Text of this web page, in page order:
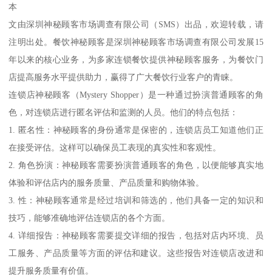
本
文由深圳神秘顾客市场调查有限公司（SMS）出品，欢迎转载，请
注明出处。餐饮神秘顾客是深圳神秘顾客市场调查有限公司发展15
年以来的核心业务，为多家连锁餐饮提供神秘顾客服务，为餐饮门
店提高服务水平提供助力，赢得了广大餐饮行业客户的青睐。
连锁店神秘顾客（Mystery Shopper）是一种通过扮演普通顾客的角
色，对连锁店进行匿名评估和监测的人员。他们的特点包括：
1. 匿名性：神秘顾客的身份通常是保密的，连锁店员工知道他们正
在接受评估。这样可以确保员工表现的真实性和客观性。
2. 角色扮演：神秘顾客需要扮演普通顾客的角色，以便能够真实地
体验和评估店内的服务质量、产品质量和购物体验。
3. 性：神秘顾客通常是经过培训和筛选的，他们具备一定的知识和
技巧，能够准确地评估连锁店的各个方面。
4. 详细报告：神秘顾客需要提交详细的报告，包括对店内环境、员
工服务、产品质量等方面的评估和建议。这些报告对连锁店改进和
提升服务质量有价值。